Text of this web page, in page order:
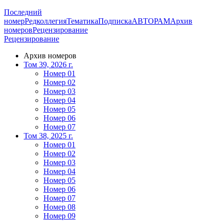
Последний
номерРедколлегияТематикаПодпискаАВТОРАМАрхив
номеровРецензирование
Рецензирование
Архив номеров
Том 39, 2026 г.
Номер 01
Номер 02
Номер 03
Номер 04
Номер 05
Номер 06
Номер 07
Том 38, 2025 г.
Номер 01
Номер 02
Номер 03
Номер 04
Номер 05
Номер 06
Номер 07
Номер 08
Номер 09